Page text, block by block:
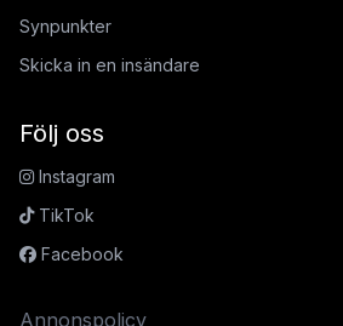
Synpunkter
Skicka in en insändare
Följ oss
Instagram
TikTok
Facebook
Annonspolicy